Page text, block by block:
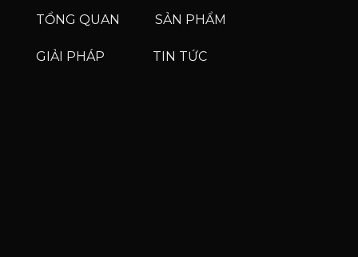
TỔNG QUAN SẢN PHẨM
GIẢI PHÁP TIN TỨC